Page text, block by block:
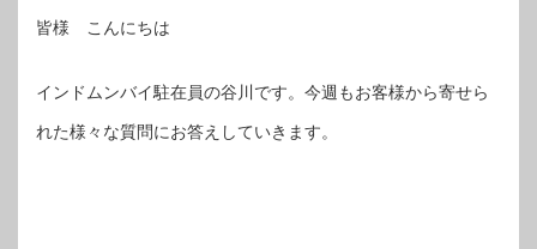
皆様 こんにちは
インドムンバイ駐在員の谷川です。今週もお客様から寄せら
れた様々な質問にお答えしていきます。